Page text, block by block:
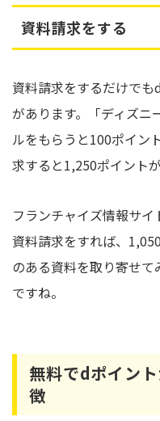
資料請求をする
資料請求をするだけで
があります。「ディズニ
ルをもらうと100ポイン
求すると1,250ポイントが
フランチャイズ情報サ
資料請求をすれば、
のある資料を取り寄せ
ですね。
無料でdポイン
徴